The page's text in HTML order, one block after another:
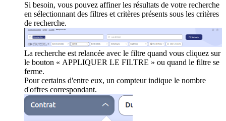
Si besoin, vous pouvez affiner les résultats de votre recherche
en sélectionnant des filtres et critères présents sous les critères
de recherche.
La recherche est relancée avec le filtre quand vous cliquez sur
le bouton « APPLIQUER LE FILTRE » ou quand le filtre se
ferme.
Pour certains d'entre eux, un compteur indique le nombre
d'offres correspondant.